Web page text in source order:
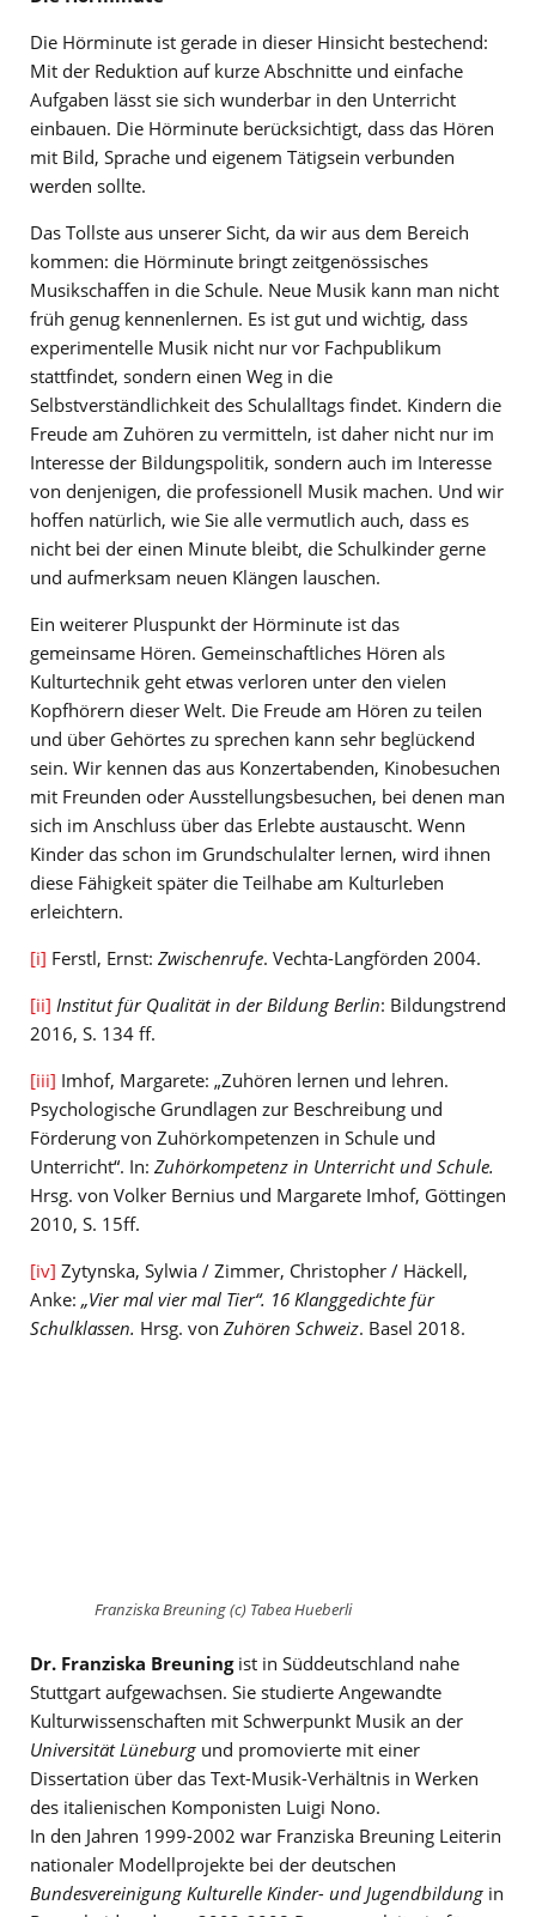
Die Hörminute ist gerade in dieser Hinsicht bestechend:
Mit der Reduktion auf kurze Abschnitte und einfache
Aufgaben lässt sie sich wunderbar in den Unterricht
einbauen. Die Hörminute berücksichtigt, dass das Hören
mit Bild, Sprache und eigenem Tätigsein verbunden
werden sollte.
Das Tollste aus unserer Sicht, da wir aus dem Bereich
kommen: die Hörminute bringt zeitgenössisches
Musikschaffen in die Schule. Neue Musik kann man nicht
früh genug kennenlernen. Es ist gut und wichtig, dass
experimentelle Musik nicht nur vor Fachpublikum
stattfindet, sondern einen Weg in die
Selbstverständlichkeit des Schulalltags findet. Kindern die
Freude am Zuhören zu vermitteln, ist daher nicht nur im
Interesse der Bildungspolitik, sondern auch im Interesse
von denjenigen, die professionell Musik machen. Und wir
hoffen natürlich, wie Sie alle vermutlich auch, dass es
nicht bei der einen Minute bleibt, die Schulkinder gerne
und aufmerksam neuen Klängen lauschen.
Ein weiterer Pluspunkt der Hörminute ist das
gemeinsame Hören. Gemeinschaftliches Hören als
Kulturtechnik geht etwas verloren unter den vielen
Kopfhörern dieser Welt. Die Freude am Hören zu teilen
und über Gehörtes zu sprechen kann sehr beglückend
sein. Wir kennen das aus Konzertabenden, Kinobesuchen
mit Freunden oder Ausstellungsbesuchen, bei denen man
sich im Anschluss über das Erlebte austauscht. Wenn
Kinder das schon im Grundschulalter lernen, wird ihnen
diese Fähigkeit später die Teilhabe am Kulturleben
erleichtern.
[i] Ferstl, Ernst: Zwischenrufe. Vechta-Langförden 2004.
[ii] Institut für Qualität in der Bildung Berlin: Bildungstrend
2016, S. 134 ff.
[iii] Imhof, Margarete: „Zuhören lernen und lehren.
Psychologische Grundlagen zur Beschreibung und
Förderung von Zuhörkompetenzen in Schule und
Unterricht“. In: Zuhörkompetenz in Unterricht und Schule.
Hrsg. von Volker Bernius und Margarete Imhof, Göttingen
2010, S. 15ff.
[iv] Zytynska, Sylwia / Zimmer, Christopher / Häckell,
Anke: „Vier mal vier mal Tier“. 16 Klanggedichte für
Schulklassen. Hrsg. von Zuhören Schweiz. Basel 2018.
Franziska Breuning (c) Tabea Hueberli
Dr. Franziska Breuningist in Süddeutschland nahe
Stuttgart aufgewachsen. Sie studierte Angewandte
Kulturwissenschaften mit Schwerpunkt Musik an der
Universität Lüneburg und promovierte mit einer
Dissertation über das Text-Musik-Verhältnis in Werken
des italienischen Komponisten Luigi Nono.
In den Jahren 1999-2002 war Franziska Breuning Leiterin
nationaler Modellprojekte bei der deutschen
Bundesvereinigung Kulturelle Kinder- und Jugendbildung in